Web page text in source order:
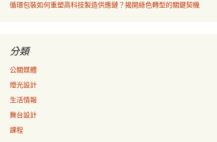
循環包裝如何重塑高科技製造供應鏈？揭開綠色轉型的關鍵契機
分類
公關媒體
燈光設計
生活情報
舞台設計
課程